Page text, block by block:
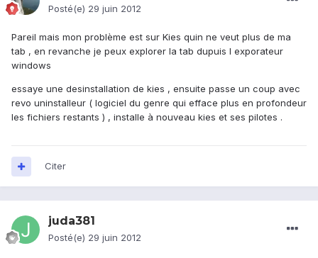
Posté(e) 29 juin 2012
Pareil mais mon problème est sur Kies quin ne veut plus de ma
tab , en revanche je peux explorer la tab dupuis l exporateur
windows
essaye une desinstallation de kies , ensuite passe un coup avec
revo uninstalleur ( logiciel du genre qui efface plus en profondeur
les fichiers restants ) , installe à nouveau kies et ses pilotes .
Citer
juda381
Posté(e) 29 juin 2012